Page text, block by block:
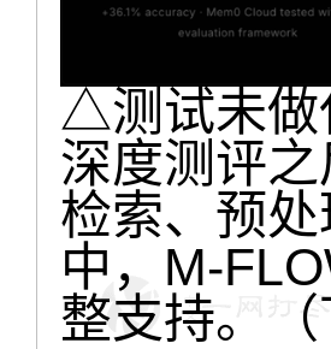
△测试未做
深度测评
检索、预
中，M-
整支持。